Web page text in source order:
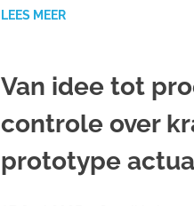
LEES MEER
Van idee tot
controle over
prototype